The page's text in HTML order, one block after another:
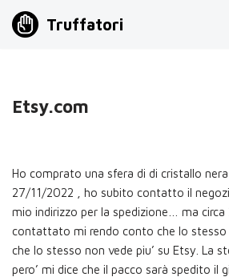
Truffatori
Etsy.com
Ho comprato una sfera di di cristallo
27/11/2022 , ho subito contatto il
mio indirizzo per la spedizione… ma circa
contattato mi rendo conto che lo stesso
che lo stesso non vede piu’ su Etsy. La
pero’ mi dice che il pacco sarà spedito